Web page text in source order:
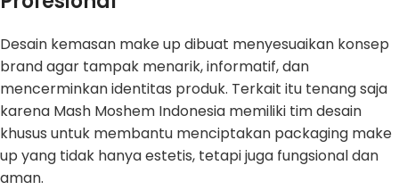
Desain kemasan make up dibuat menyesuaikan konsep
brand agar tampak menarik, informatif, dan
mencerminkan identitas produk. Terkait itu tenang saja
karena Mash Moshem Indonesia memiliki tim desain
khusus untuk membantu menciptakan packaging make
up yang tidak hanya estetis, tetapi juga fungsional dan
aman.